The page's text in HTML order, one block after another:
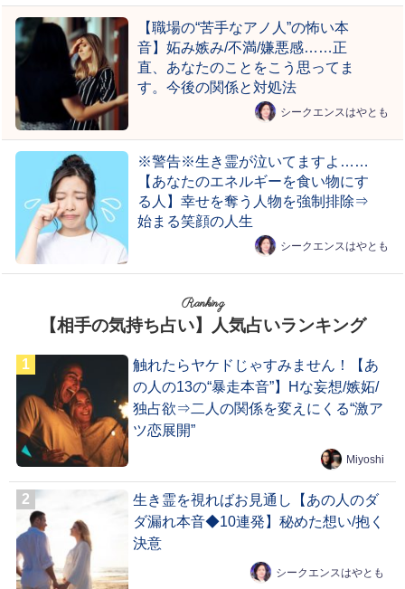
【職場の“苦手なアノ人”の怖い本
音】妬み嫉み/不満/嫌悪感……正
直、あなたのことをこう思ってま
す。今後の関係と対処法
シークエンスはやとも
※警告※生き霊が泣いてますよ……
【あなたのエネルギーを食い物にす
る人】幸せを奪う人物を強制排除⇒
始まる笑顔の人生
シークエンスはやとも
Ranking
【相手の気持ち占い】人気占いランキング
触れたらヤケドじゃすみません！【あ
の人の13の“暴走本音”】Hな妄想/嫉妬/
独占欲⇒二人の関係を変えにくる“激ア
ツ恋展開”
Miyoshi
生き霊を視ればお見通し【あの人のダ
ダ漏れ本音◆10連発】秘めた想い/抱く
決意
シークエンスはやとも